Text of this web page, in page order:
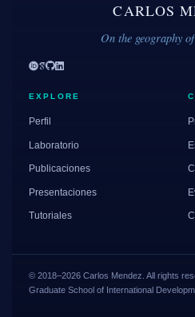
CARLOS
On the geography
EXPLORE
Perfil
Laboratorio
Publicaciones
Presentaciones
Tutoriales
© 2018–2026 Carlos Mendez. All rights
Graduate School of International